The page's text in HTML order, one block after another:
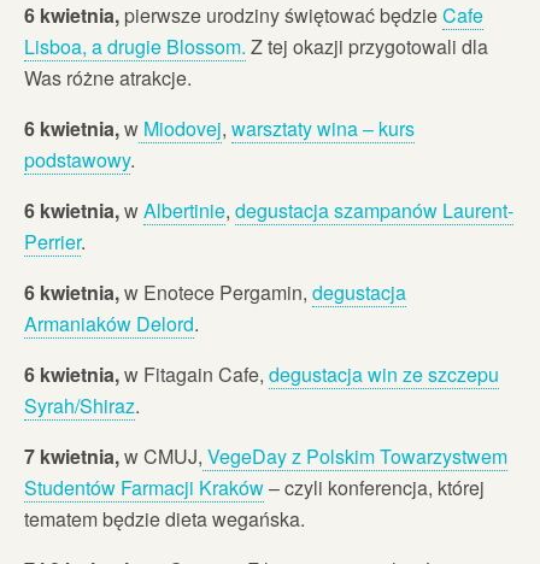
6 kwietnia, pierwsze urodziny świętować będzieCafe
Lisboa, a drugie Blossom. Z tej okazji przygotowali dla
Was różne atrakcje.
6 kwietnia,w Miodovej, warsztaty wina – kurs
podstawowy.
6 kwietnia,wAlbertinie, degustacja szampanów Laurent-
Perrier.
6 kwietnia,w Enotece Pergamin, degustacja
Armaniaków Delord.
6 kwietnia,w Fitagain Cafe, degustacja win ze szczepu
Syrah/Shiraz.
7 kwietnia,w CMUJ, VegeDay z Polskim Towarzystwem
Studentów Farmacji Kraków– czyli konferencja, której
tematem będzie dieta wegańska.